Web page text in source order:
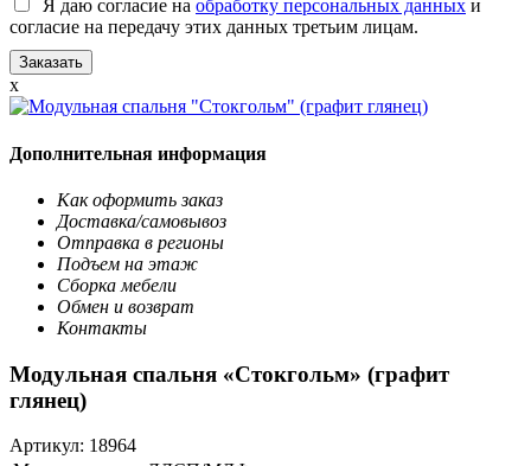
Я даю согласие на обработку персональных данных и
согласие на передачу этих данных третьим лицам.
x
Дополнительная информация
Как оформить заказ
Доставка/самовывоз
Отправка в регионы
Подъем на этаж
Сборка мебели
Обмен и возврат
Контакты
Модульная спальня «Стокгольм» (графит
глянец)
Артикул: 18964